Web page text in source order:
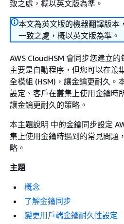
致之處，概以英文版為準。
本文為英文版的機器翻譯版本
一致之處，概以英文版為準。
AWS CloudHSM 會同步您建立
主要是自動程序，但您可以在叢
全模組 (HSM)，讓金鑰更耐久。
設定、客戶在叢集上使用金鑰時
讓金鑰更耐久的策略。
本主題說明 中的金鑰同步設定
集上使用金鑰時遇到的常見問題
略。
主題
概念
了解金鑰同步
變更用戶端金鑰耐久性設定